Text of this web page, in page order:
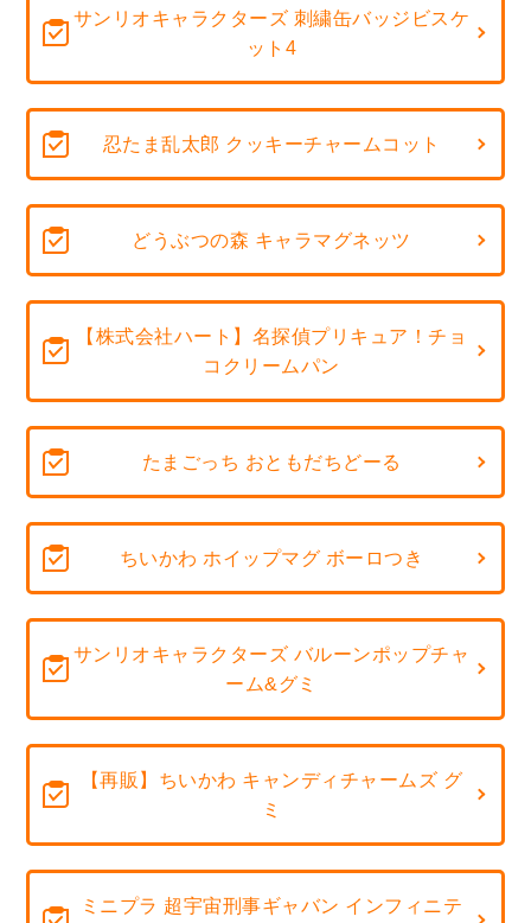
サンリオキャラクターズ 刺繍缶バッジビスケ
ット4
忍たま乱太郎 クッキーチャームコット
どうぶつの森 キャラマグネッツ
【株式会社ハート】名探偵プリキュア！チョ
コクリームパン
たまごっち おともだちどーる
ちいかわ ホイップマグ ボーロつき
サンリオキャラクターズ バルーンポップチャ
ーム&グミ
【再販】ちいかわ キャンディチャームズ グ
ミ
ミニプラ 超宇宙刑事ギャバン インフィニテ